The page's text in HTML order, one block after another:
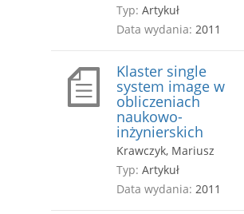
Typ: Artykuł
Data wydania: 2011
Klaster single
system image w
obliczeniach
naukowo-
inżynierskich
Krawczyk, Mariusz
Typ: Artykuł
Data wydania: 2011